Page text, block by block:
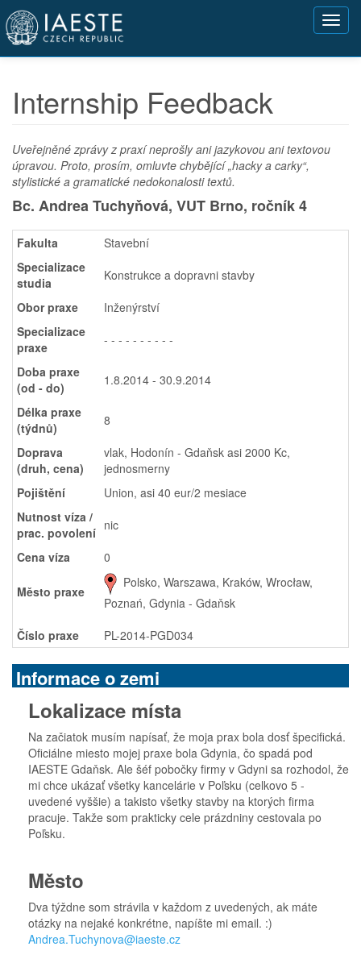
Přejít
hlavnímu
obsahu
Internship Feedback
Uveřejněné zprávy z praxí neprošly ani jazykovou ani textovou
úpravou. Proto, prosím, omluvte chybějící „hacky a carky“,
stylistické a gramatické nedokonalosti textů.
Bc. Andrea Tuchyňová, VUT Brno, ročník 4
Fakulta
Stavební
Specializace
studia
Konstrukce a dopravni stavby
Obor praxe
Inženýrství
Specializace
praxe
- - - - - - - - - -
Doba praxe
(od - do)
1.8.2014 - 30.9.2014
Délka praxe
(týdnů)
8
Doprava
(druh, cena)
vlak, Hodonín - Gdaňsk asi 2000 Kc,
jednosmerny
Pojištění
Union, asi 40 eur/2 mesiace
Nutnost víza /
prac. povolení nic
Cena víza
0
Město praxe
Polsko, Warszawa, Kraków, Wrocław,
Poznań, Gdynia - Gdaňsk
Číslo praxe
PL-2014-PGD034
Informace o zemi
Lokalizace místa
Na začiatok musím napísať, že moja prax bola dosť špecifická.
Oficiálne miesto mojej praxe bola Gdynia, čo spadá pod
IAESTE Gdaňsk. Ale šéf pobočky firmy v Gdyni sa rozhodol, že
mi chce ukázať všetky kancelárie v Poľsku (celkovo 5 -
uvedené vyššie) a takisto všetky stavby na ktorých firma
pracuje. Takže som prakticky cele prázdniny cestovala po
Poľsku.
Město
Dva týždne som strávila v každom z uvedených, ak máte
otázky na nejaké konkrétne, napíšte mi email. :)
Andrea.Tuchynova@iaeste.cz